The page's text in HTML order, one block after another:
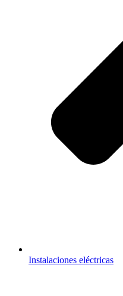
Instalaciones eléctricas